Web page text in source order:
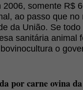
somente R$
ao passo que
da União. Se
sanitária animal
o
por carne ovina